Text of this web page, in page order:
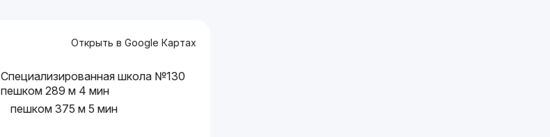
Открыть в Google Картах
Специализированная школа №130
пешком 289 м 4 мин
пешком 375 м 5 мин